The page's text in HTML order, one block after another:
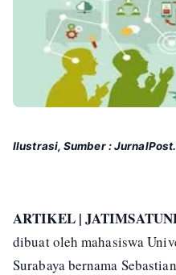
Ilustrasi, Sumber :
ARTIKEL |
dibuat oleh mahasiswa
Surabaya bernama